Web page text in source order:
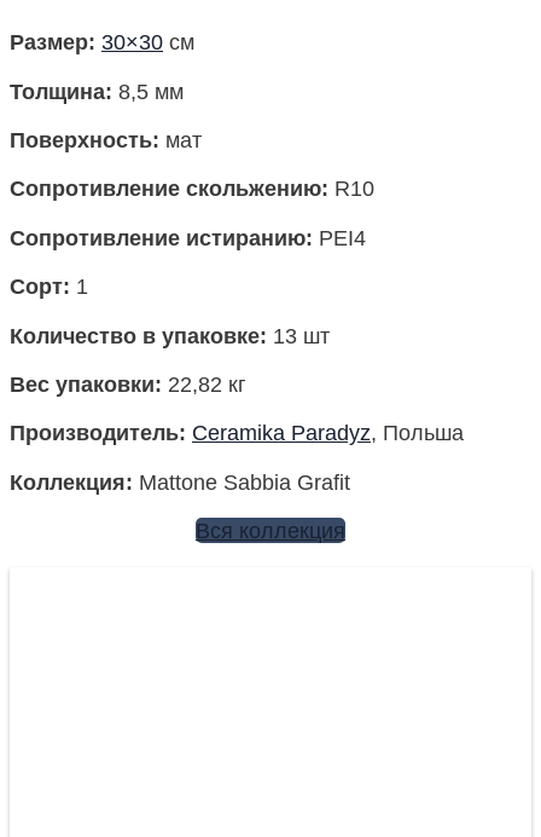
Размер: 30×30 см
Толщина: 8,5 мм
Поверхность: мат
Сопротивление скольжению: R10
Сопротивление истиранию: PEI4
Сорт: 1
Количество в упаковке: 13 шт
Вес упаковки: 22,82 кг
Производитель: Ceramika Paradyz, Польша
Коллекция: Mattone Sabbia Grafit
Вся коллекция